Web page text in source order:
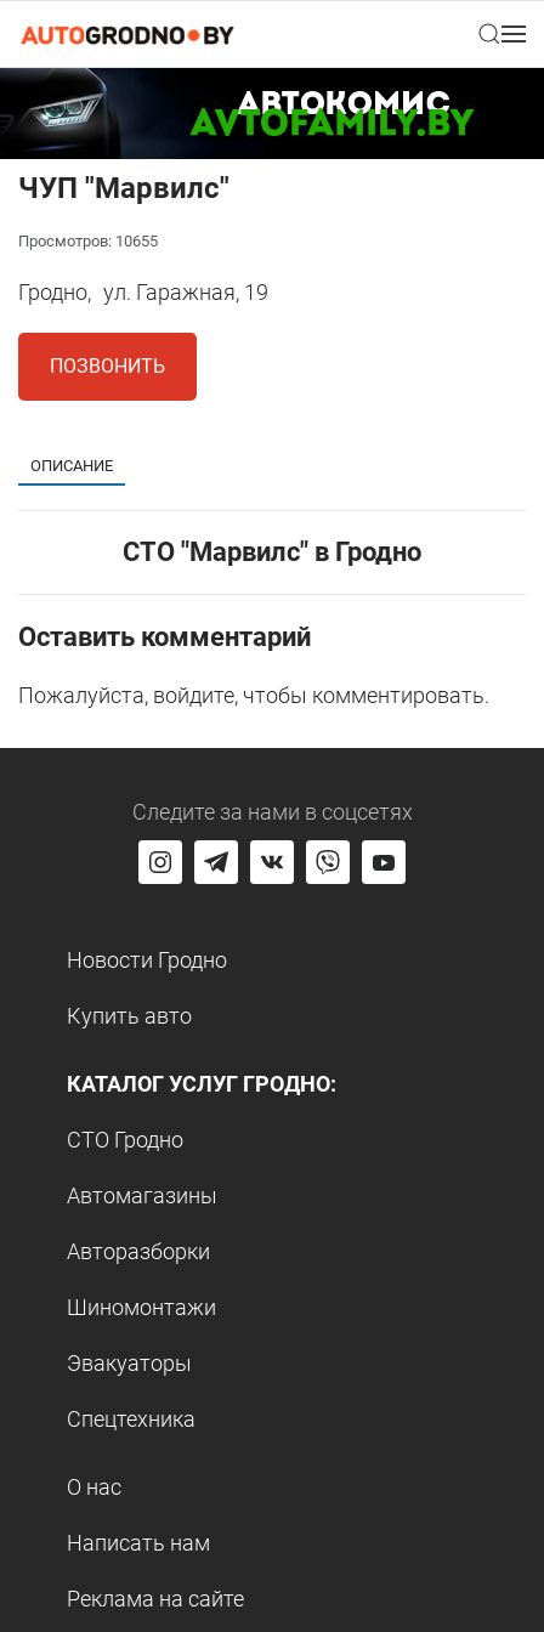
ЧУП "Марвилс"
Просмотров: 10655
Гродно, ул. Гаражная, 19
ПОЗВОНИТЬ
ОПИСАНИЕ
СТО "Марвилс" в Гродно
Оставить комментарий
Пожалуйста, войдите, чтобы комментировать.
Следите за нами в соцсетях
Новости Гродно
Купить авто
КАТАЛОГ УСЛУГ ГРОДНО:
СТО Гродно
Автомагазины
Авторазборки
Шиномонтажи
Эвакуаторы
Спецтехника
О нас
Написать нам
Реклама на сайте